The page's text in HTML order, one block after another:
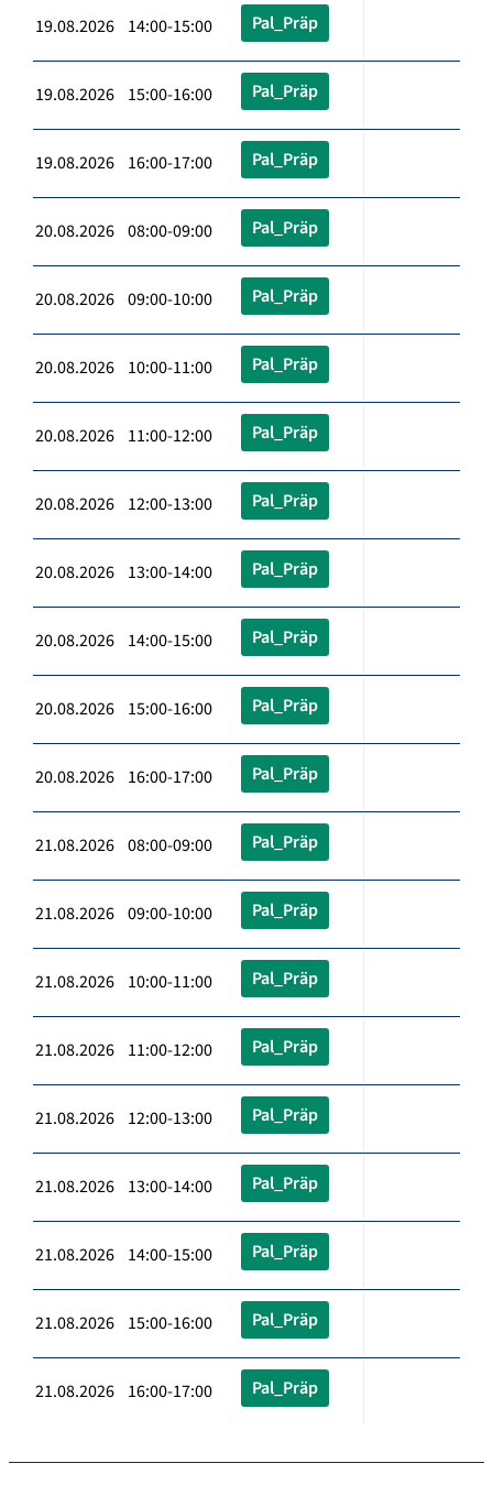
19.08.2026 14:00-15:00 Pal_Präp
19.08.2026 15:00-16:00 Pal_Präp
19.08.2026 16:00-17:00 Pal_Präp
20.08.2026 08:00-09:00 Pal_Präp
20.08.2026 09:00-10:00 Pal_Präp
20.08.2026 10:00-11:00 Pal_Präp
20.08.2026 11:00-12:00 Pal_Präp
20.08.2026 12:00-13:00 Pal_Präp
20.08.2026 13:00-14:00 Pal_Präp
20.08.2026 14:00-15:00 Pal_Präp
20.08.2026 15:00-16:00 Pal_Präp
20.08.2026 16:00-17:00 Pal_Präp
21.08.2026 08:00-09:00 Pal_Präp
21.08.2026 09:00-10:00 Pal_Präp
21.08.2026 10:00-11:00 Pal_Präp
21.08.2026 11:00-12:00 Pal_Präp
21.08.2026 12:00-13:00 Pal_Präp
21.08.2026 13:00-14:00 Pal_Präp
21.08.2026 14:00-15:00 Pal_Präp
21.08.2026 15:00-16:00 Pal_Präp
21.08.2026 16:00-17:00 Pal_Präp